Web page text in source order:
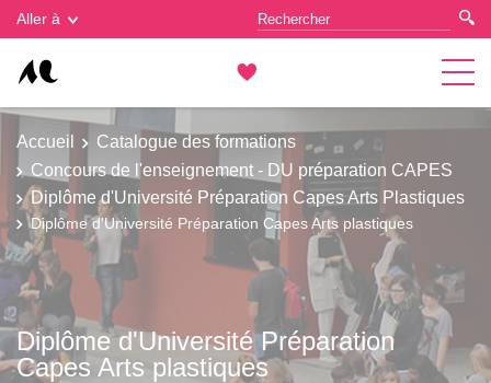
Aller à
Accueil
Catalogue des formations
Concours de l'enseignement - DU préparation CAPES
Diplôme d'Université Préparation Capes Arts Plastiques
Diplôme d'Université Préparation Capes Arts plastiques
Diplôme d'Université Préparation
Capes Arts plastiques
Gestion des cookies